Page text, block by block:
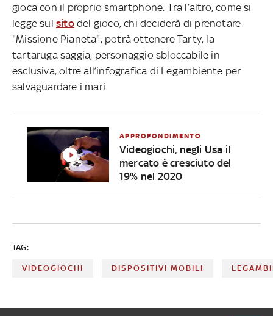
gioca con il proprio smartphone. Tra l’altro, come si
legge sul sitodel gioco, chi deciderà di prenotare
"Missione Pianeta", potrà ottenere Tarty, la
tartaruga saggia, personaggio sbloccabile in
esclusiva, oltre all’infografica di Legambiente per
salvaguardare i mari.
APPROFONDIMENTO
Videogiochi, negli Usa il
mercato è cresciuto del
19% nel 2020
TAG:
VIDEOGIOCHI DISPOSITIVI MOBILI